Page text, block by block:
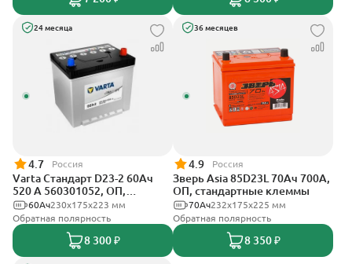
24 месяца
4.7 Россия
Varta Стандарт D23-2 60Ач
520 A 560301052, ОП,
стандартные клеммы
230х175х223 мм
60Ач
Обратная полярность
8 300 ₽
36 месяцев
4.9 Россия
Зверь Asia 85D23L 70Ач 700А,
ОП, стандартные клеммы
232x175x225 мм
70Ач
Обратная полярность
8 350 ₽